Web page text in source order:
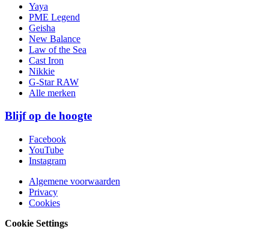
Yaya
PME Legend
Geisha
New Balance
Law of the Sea
Cast Iron
Nikkie
G-Star RAW
Alle merken
Blijf op de hoogte
Facebook
YouTube
Instagram
Algemene voorwaarden
Privacy
Cookies
Cookie Settings